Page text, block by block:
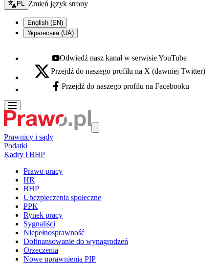
Zmień język - bieżący:
PL Zmień język strony
English (EN)
Українська (UA)
Youtube - otwiera się w nowej karcie
Odwiedź nasz kanał w serwisie YouTube
X - otwiera się w nowej karcie
Przejdź do naszego profilu na X (dawniej Twitter)
Facebook - otwiera się w nowej karcie
Przejdź do naszego profilu na Facebooku
Prawnicy i sądy
Podatki
Kadry i BHP
Prawo pracy
HR
BHP
Ubezpieczenia społeczne
PPK
Rynek pracy
Sygnaliści
Niepełnosprawność
Dofinansowanie do wynagrodzeń
Orzeczenia
Nowe uprawnienia PIP